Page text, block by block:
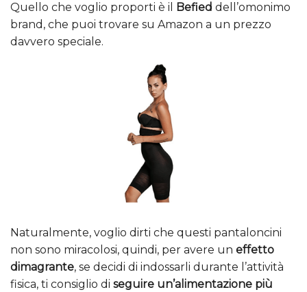
Quello che voglio proporti è il Befied dell’omonimo
brand, che puoi trovare su Amazon a un prezzo
davvero speciale.
Naturalmente, voglio dirti che questi pantaloncini
non sono miracolosi, quindi, per avere un effetto
dimagrante, se decidi di indossarli durante l’attività
fisica, ti consiglio di seguire un’alimentazione più